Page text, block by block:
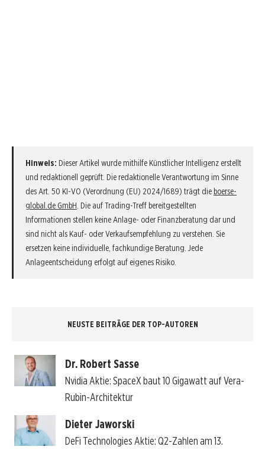
Hinweis: Dieser Artikel wurde mithilfe Künstlicher Intelligenz erstellt
und redaktionell geprüft. Die redaktionelle Verantwortung im Sinne
des Art. 50 KI-VO (Verordnung (EU) 2024/1689) trägt die boerse-
global.de GmbH . Die auf Trading-Treff bereitgestellten
Informationen stellen keine Anlage- oder Finanzberatung dar und
sind nicht als Kauf- oder Verkaufsempfehlung zu verstehen. Sie
ersetzen keine individuelle, fachkundige Beratung. Jede
Anlageentscheidung erfolgt auf eigenes Risiko.
NEUSTE BEITRÄGE DER TOP-AUTOREN
Dr. Robert Sasse
Nvidia Aktie: SpaceX baut 10 Gigawatt auf Vera-
Rubin-Architektur
Dieter Jaworski
DeFi Technologies Aktie: Q2-Zahlen am 13.